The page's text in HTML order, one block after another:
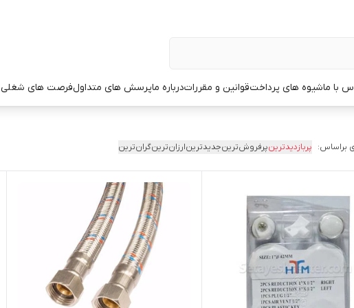
با ماشیوه های پرداختقوانین و مقرراتدرباره ماپرسش های متداولفرصت های شغلی
براساس: پربازدیدترینپرفروش‌ترینجدیدترینارزان‌ترینگران‌ترین